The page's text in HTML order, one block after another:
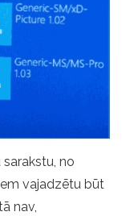
no
vajadzētu būt
nav,